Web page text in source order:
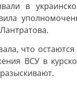
в
что
ВСУ в